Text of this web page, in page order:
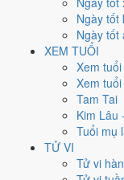
Ngày tốt
Ngày tốt
XEM TUỔI
Xem
Xem
Tam Tai
Kim Lâu
Tuổi mụ
TỬ VI
Tử vi
Mậu Tý
Bính Ngọ
Ngày Tân Sửu có Trực